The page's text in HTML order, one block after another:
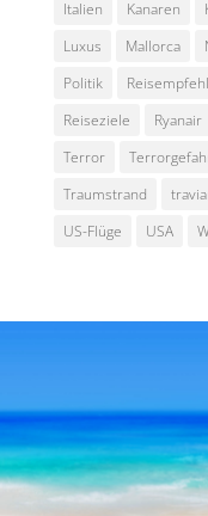
Italien
Kanaren
Luxus
Mallorca
Politik
Reiseziele
Ryanair
Terror
Traumstrand
US-Flüge
USA